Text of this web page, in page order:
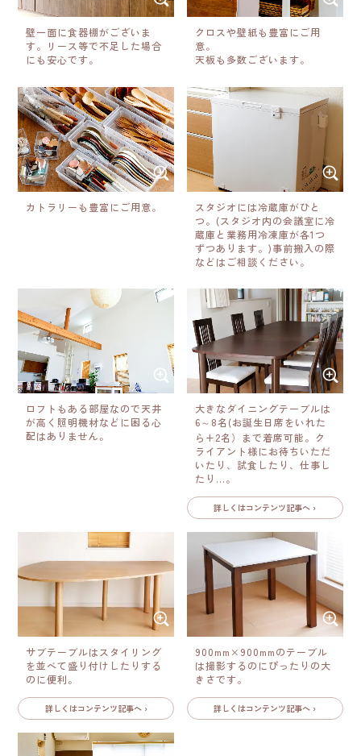
壁一面に食器棚がございま
す。リース等で不足した場合
にも安心です。
クロスや壁紙も豊富にご用
意。
天板も多数ございます。
カトラリーも豊富にご用意。
スタジオには冷蔵庫がひと
つ。(スタジオ内の会議室に冷
蔵庫と業務用冷凍庫が各1つ
ずつあります。)事前搬入の際
などはご相談ください。
ロフトもある部屋なので天井
が高く照明機材などに困る心
配はありません。
大きなダイニングテーブルは
6～8名(お誕生日席をいれた
ら+2名）まで着席可能。ク
ライアント様にお待ちいただ
いたり、試食したり、仕事し
たり…。
詳しくはコンテンツ記事へ ›
サブテーブルはスタイリング
を並べて盛り付けしたりする
のに便利。
詳しくはコンテンツ記事へ ›
900mm×900mmのテーブル
は撮影するのにぴったりの大
きさです。
詳しくはコンテンツ記事へ ›